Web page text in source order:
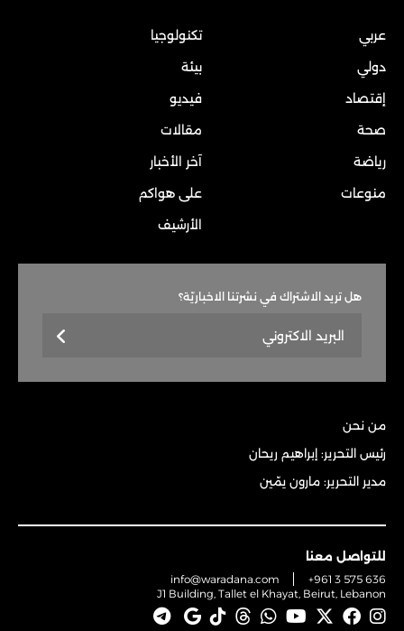
عربي
دولي
إقتصاد
صحة
رياضة
منوعات
تكنولوجيا
بيئة
فيديو
مقالات
آخر الأخبار
على هواكم
الأرشيف
هل تريد الاشتراك في نشرتنا الاخباريّة؟
من نحن
رئيس التحرير: إبراهيم ريحان
مدير التحرير: مارون يمّين
للتواصل معنا
info@waradana.com
+961 3 575 636
J1 Building, Tallet el Khayat, Beirut, Lebanon